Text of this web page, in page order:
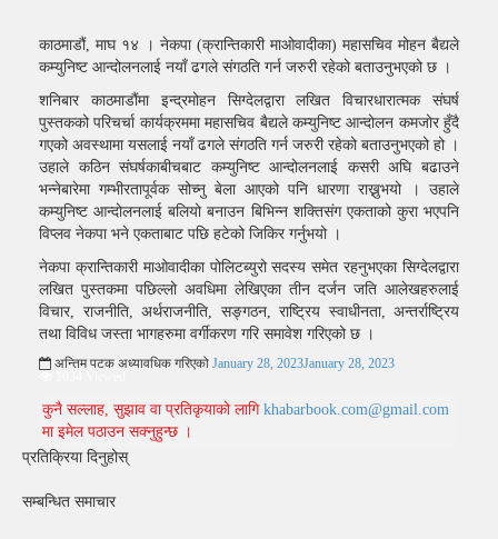
काठमाडौं, माघ १४ । नेकपा (क्रान्तिकारी माओवादीका) महासचिव मोहन बैद्यले
कम्युनिष्ट आन्दोलनलाई नयाँ ढगले संगठति गर्न जरुरी रहेको बताउनुभएको छ ।
शनिबार काठमाडौंमा इन्द्रमोहन सिग्देलद्वारा लखित विचारधारात्मक संघर्ष
पुस्तकको परिचर्चा कार्यक्रममा महासचिव बैद्यले कम्युनिष्ट आन्दोलन कमजोर हुँदै
गएको अवस्थामा यसलाई नयाँ ढगले संगठति गर्न जरुरी रहेको बताउनुभएको हो ।
उहाले कठिन संघर्षकाबीचबाट कम्युनिष्ट आन्दोलनलाई कसरी अघि बढाउने
भन्नेबारेमा गम्भीरतापूर्वक सोच्नु बेला आएको पनि धारणा राख्नुभयो । उहाले
कम्युनिष्ट आन्दोलनलाई बलियो बनाउन बिभिन्न शक्तिसंग एकताको कुरा भएपनि
विप्लव नेकपा भने एकताबाट पछि हटेको जिकिर गर्नुभयो ।
नेकपा क्रान्तिकारी माओवादीका पोलिटब्युरो सदस्य समेत रहनुभएका सिग्देलद्वारा
लखित पुस्तकमा पछिल्लो अवधिमा लेखिएका तीन दर्जन जति आलेखहरुलाई
विचार, राजनीति, अर्थराजनीति, सङ्गठन, राष्ट्रिय स्वाधीनता, अन्तर्राष्ट्रिय
तथा विविध जस्ता भागहरुमा वर्गीकरण गरि समावेश गरिएको छ ।
अन्तिम पटक अध्यावधिक गरिएको January 28, 2023January 28, 2023
कुनै सल्लाह, सुझाव वा प्रतिकृयाको लागि khabarbook.com@gmail.com
मा इमेल पठाउन सक्नुहुन्छ ।
प्रतिक्रिया दिनुहोस्
सम्बन्धित समाचार